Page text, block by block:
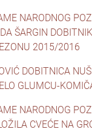
NARODNOG
ŠARGIN
2015/2016
DOBITNICA
GLUMCU-
NARODNOG
CVEĆE NA